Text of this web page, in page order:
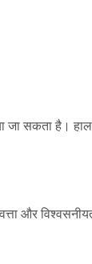
जा सकता है।
और